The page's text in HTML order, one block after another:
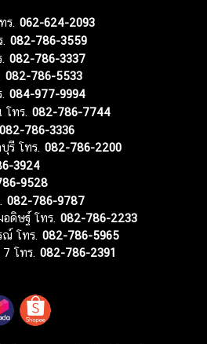
ร. 062-624-2093
082-786-3559
082-786-3337
082-786-5533
084-977-9994
โทร. 082-786-7744
082-786-3336
รี โทร. 082-786-2200
3924
9528
082-786-9787
อดิษฐ์ โทร. 082-786-2233
โทร. 082-786-5965
โทร. 082-786-2391